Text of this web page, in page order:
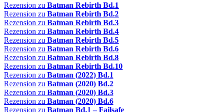
Rezension zu Batman Rebirth Bd.1
Rezension zu Batman Rebirth Bd.2
Rezension zu Batman Rebirth Bd.3
Rezension zu Batman Rebirth Bd.4
Rezension zu Batman Rebirth Bd.5
Rezension zu Batman Rebirth Bd.6
Rezension zu Batman Rebirth Bd.8
Rezension zu Batman Rebirth Bd.10
Rezension zu Batman (2022) Bd.1
Rezension zu Batman (2020) Bd.2
Rezension zu Batman (2020) Bd.3
Rezension zu Batman (2020) Bd.6
Rezension zu Batman Bd.1 – Failsafe